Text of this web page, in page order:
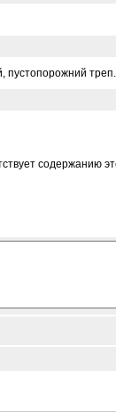
пустопорожний
содержанию